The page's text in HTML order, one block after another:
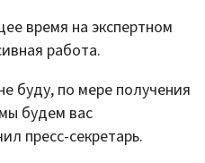
время на экспертном
работа.
буду, по мере получения
будем вас
пресс-секретарь.